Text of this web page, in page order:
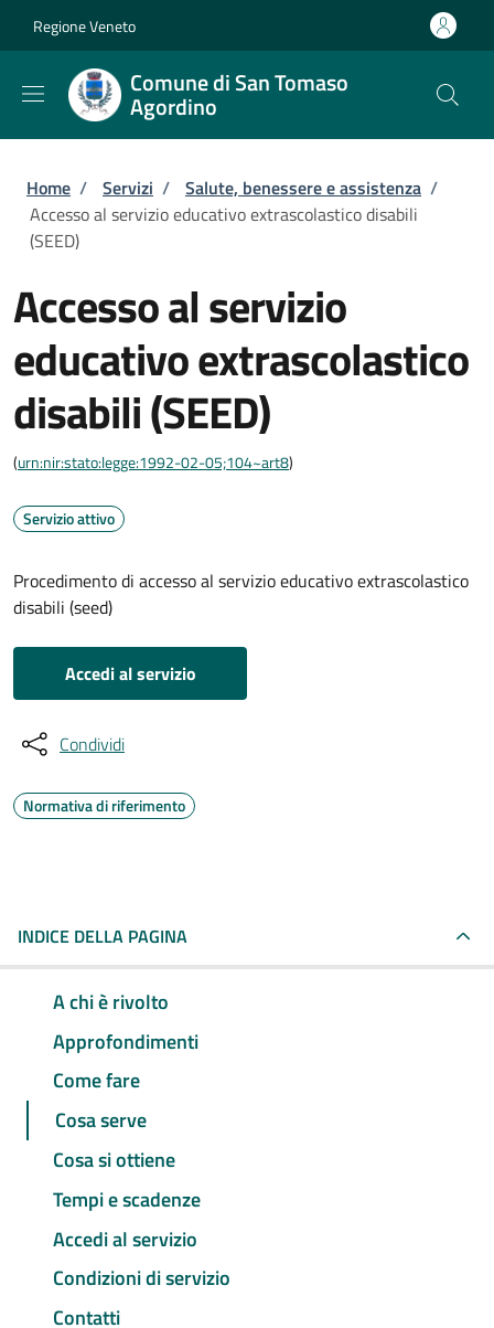
Regione Veneto
Comune di San Tomaso
Agordino
Briciole di pane
Home / Servizi / Salute, benessere e assistenza /
Accesso al servizio educativo extrascolastico disabili
(SEED)
Accesso al servizio
educativo extrascolastico
disabili (SEED)
(urn:nir:stato:legge:1992-02-05;104~art8)
Servizio attivo
Procedimento di accesso al servizio educativo extrascolastico
disabili (seed)
Accedi al servizio
Condividi
Normativa di riferimento
INDICE DELLA PAGINA
A chi è rivolto
Approfondimenti
Come fare
Cosa serve
Cosa si ottiene
Tempi e scadenze
Accedi al servizio
Condizioni di servizio
Contatti